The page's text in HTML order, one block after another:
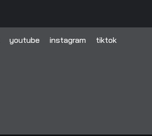
youtube instagram tiktok